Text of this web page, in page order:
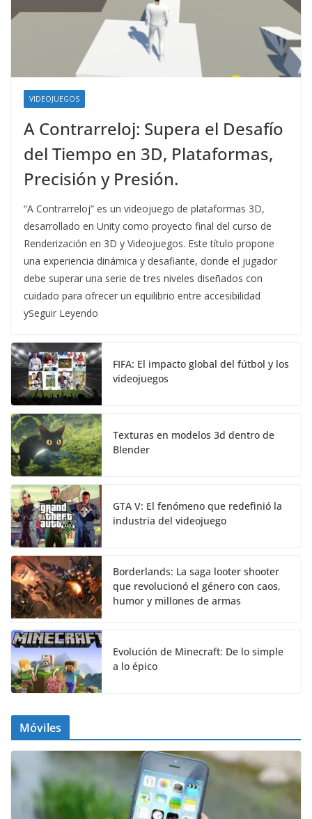
VIDEOJUEGOS
A Contrarreloj: Supera el Desafío
del Tiempo en 3D, Plataformas,
Precisión y Presión.
“A Contrarreloj” es un videojuego de plataformas 3D,
desarrollado en Unity como proyecto final del curso de
Renderización en 3D y Videojuegos. Este título propone
una experiencia dinámica y desafiante, donde el jugador
debe superar una serie de tres niveles diseñados con
cuidado para ofrecer un equilibrio entre accesibilidad
ySeguir Leyendo
FIFA: El impacto global del fútbol y los
videojuegos
Texturas en modelos 3d dentro de
Blender
GTA V: El fenómeno que redefinió la
industria del videojuego
Borderlands: La saga looter shooter
que revolucionó el género con caos,
humor y millones de armas
Evolución de Minecraft: De lo simple
a lo épico
Móviles